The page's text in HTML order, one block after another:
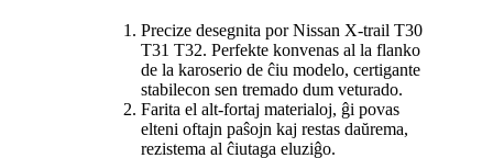
Precize desegnita por Nissan X-trail T30
T31 T32. Perfekte konvenas al la flanko
de la karoserio de ĉiu modelo, certigante
stabilecon sen tremado dum veturado.
Farita el alt-fortaj materialoj, ĝi povas
elteni oftajn paŝojn kaj restas daŭrema,
rezistema al ĉiutaga eluziĝo.